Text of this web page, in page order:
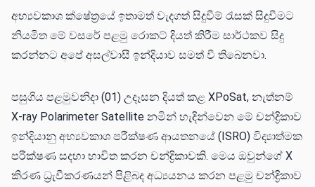
අභ්‍යවකාශ ක්ෂේත්‍රයේ ඉතාමත් වැදගත් සිදුවීම් රැසක් සිදුවීමට
නියමිත මේ වසරේ පළමු රොකට් දියත් කිරීම සාර්ථකව සිදු
කරන්නට අපේ අසල්වාසී ඉන්දියාව සමත් වී තිබෙනවා.
පසුගිය පළමුවනිදා (01) උදෑසන දියත් කළ XPoSat, නැත්නම්
X-ray Polarimeter Satellite නමින් හැදින්වෙන මේ චන්ද්‍රිකාව
ඉන්දියානු අභ්‍යවකාශ පරීක්ෂණ ආයතනයේ (ISRO) විද්‍යාත්මක
පරීක්ෂණ සදහා භාවිත කරන චන්ද්‍රිකාවකි. මෙය ඔවුන්ගේ X
කිරණ ධ්‍රැවීකරණයන් පිළිබද අධ්‍යයනය කරන පළමු චන්ද්‍රිකාව